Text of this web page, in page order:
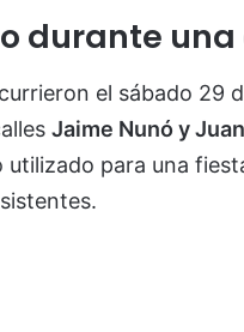
durante
el sábado 29
Jaime Nunó y
utilizado para una